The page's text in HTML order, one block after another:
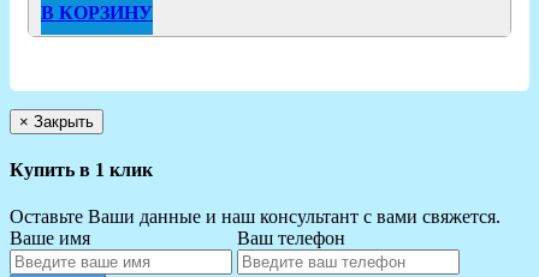
В КОРЗИНУ
× Закрыть
Купить в 1 клик
Оставьте Ваши данные и наш консультант с вами свяжется.
Ваше имя
Ваш телефон